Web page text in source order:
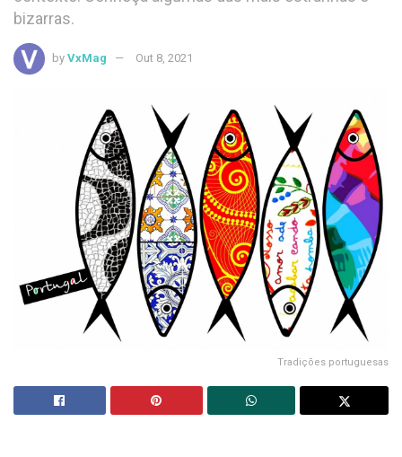
bizarras.
by VxMag Out 8, 2021
Tradições portuguesas